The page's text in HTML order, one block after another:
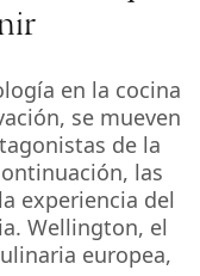
en la cocina
se mueven
de la
las
experiencia del
Wellington, el
europea,